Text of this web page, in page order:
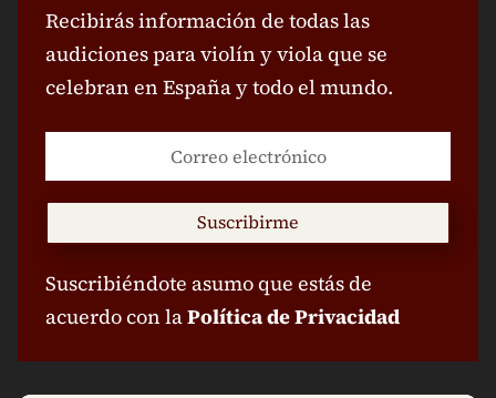
Recibirás información de todas las
audiciones para violín y viola que se
celebran en España y todo el mundo.
Suscribirme
Suscribiéndote asumo que estás de
acuerdo con laPolítica de Privacidad